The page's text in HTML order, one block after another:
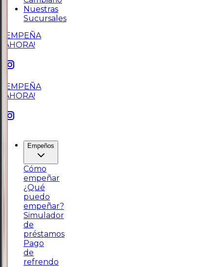
Nuestras
Sucursales
¡EMPEÑA
AHORA!
¡EMPEÑA
AHORA!
Empeños
Cómo
empeñar
¿Qué
puedo
empeñar?
Simulador
de
préstamos
Pago
de
refrendo